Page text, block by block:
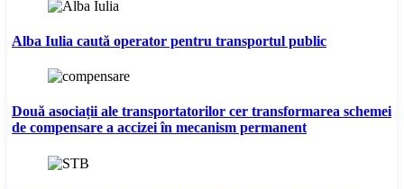
Alba Iulia caută operator pentru transportul public
Două asociații ale transportatorilor cer transformarea schemei
de compensare a accizei în mecanism permanent